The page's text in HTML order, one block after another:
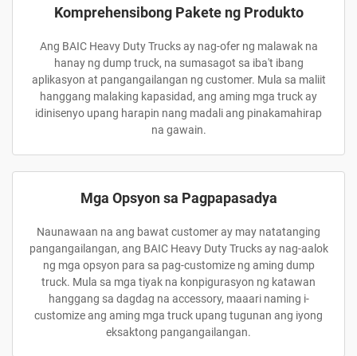
Komprehensibong Pakete ng Produkto
Ang BAIC Heavy Duty Trucks ay nag-ofer ng malawak na
hanay ng dump truck, na sumasagot sa iba't ibang
aplikasyon at pangangailangan ng customer. Mula sa maliit
hanggang malaking kapasidad, ang aming mga truck ay
idinisenyo upang harapin nang madali ang pinakamahirap
na gawain.
Mga Opsyon sa Pagpapasadya
Naunawaan na ang bawat customer ay may natatanging
pangangailangan, ang BAIC Heavy Duty Trucks ay nag-aalok
ng mga opsyon para sa pag-customize ng aming dump
truck. Mula sa mga tiyak na konpigurasyon ng katawan
hanggang sa dagdag na accessory, maaari naming i-
customize ang aming mga truck upang tugunan ang iyong
eksaktong pangangailangan.